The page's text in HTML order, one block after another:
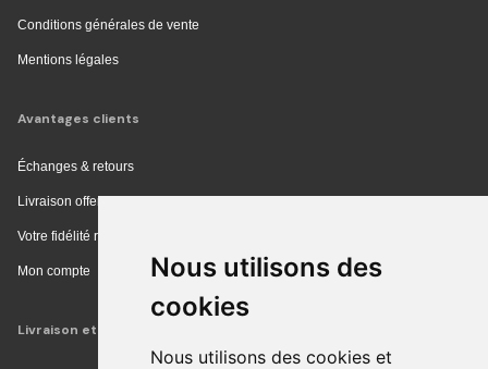
Nous utilisons des
cookies
Nous utilisons des cookies et
Conditions générales de vente
Mentions légales
Avantages clients
Échanges & retours
Livraison offerte en magasin
Votre fidélité récompensée
Mon compte
Livraison et achat